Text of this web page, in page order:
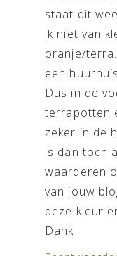
staat dit
ik niet van
oranje/
een
Dus in de
terrapotten
zeker in de
is dan toch
waarderen
van jouw
deze kleur
Dank